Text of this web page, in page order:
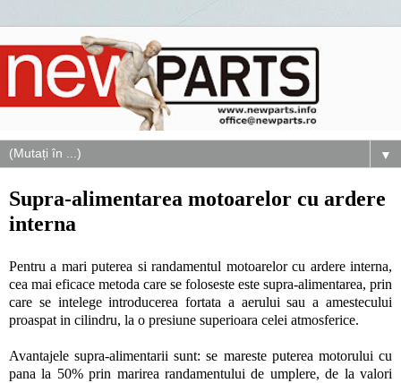
▼
Supra-alimentarea motoarelor cu ardere
interna
Pentru a mari puterea si randamentul motoarelor cu ardere interna,
cea mai eficace metoda care se foloseste este supra-alimentarea, prin
care se intelege introducerea fortata a aerului sau a amestecului
proaspat in cilindru, la o presiune superioara celei atmosferice.
Avantajele supra-alimentarii sunt: se mareste puterea motorului cu
pana la 50% prin marirea randamentului de umplere, de la valori